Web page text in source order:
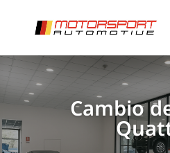
Cambio
[/et_pb_slide] [/et_pb_slide]